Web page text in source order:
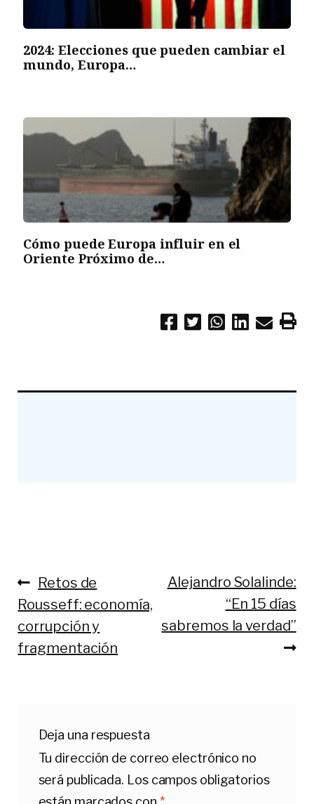
2024: Elecciones que pueden cambiar el
mundo, Europa…
Cómo puede Europa influir en el
Oriente Próximo de…
Navegación
de
entradas
Anterior:
Retos de
Rousseff: economía,
corrupción y
fragmentación
Siguiente:
Alejandro Solalinde:
“En 15 días
sabremos la verdad”
Deja una respuesta
Tu dirección de correo electrónico no
será publicada. Los campos obligatorios